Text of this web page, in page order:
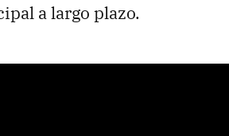
a largo plazo.